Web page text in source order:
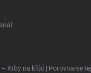
– Krby na kľúč | Porovnanie